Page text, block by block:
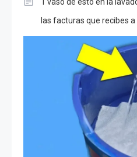
1 vaso de esto en la
las facturas que recibes